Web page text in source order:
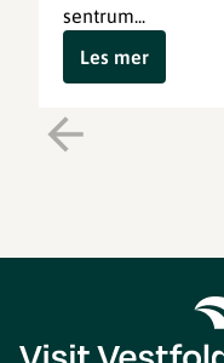
sentrum...
Les mer